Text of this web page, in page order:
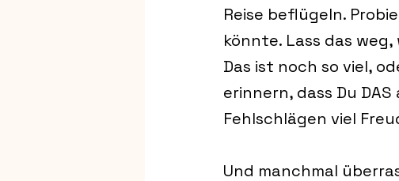
Reise beflügeln.
könnte. Lass das
Das ist noch so viel,
erinnern, dass Du
Fehlschlägen viel
Und manchmal